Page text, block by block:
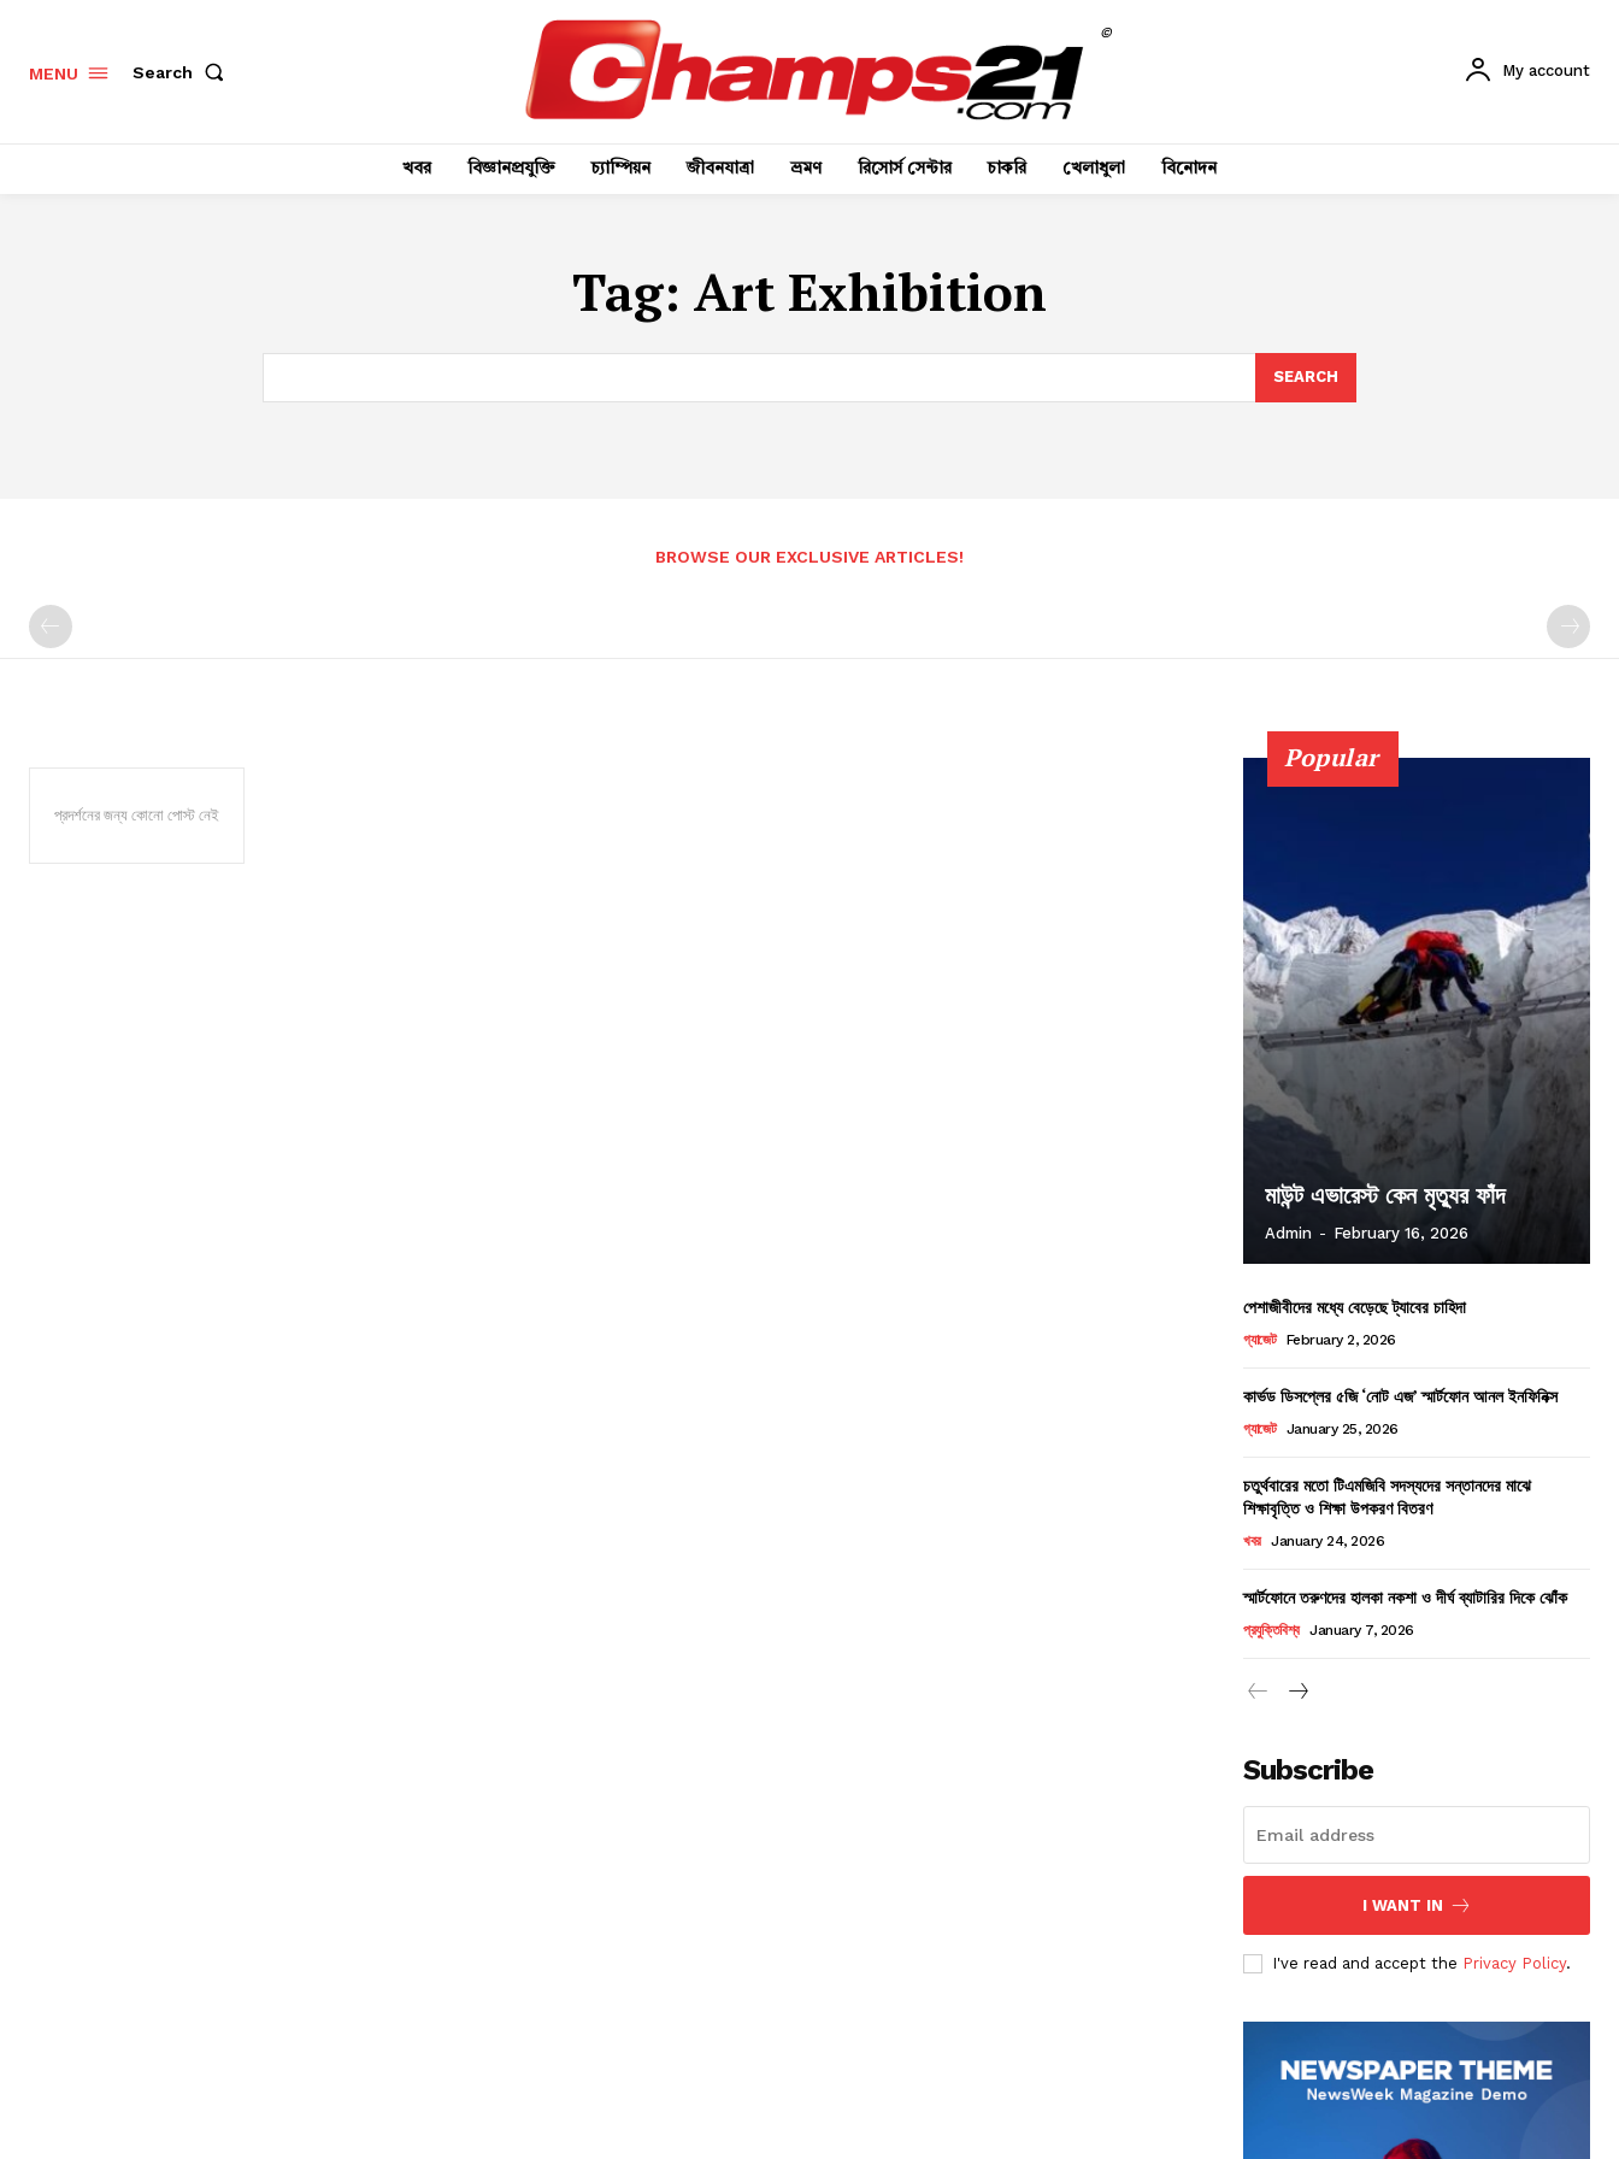
MENU Search
©
My account
খবর বিজ্ঞানপ্রযুক্তি চ্যাম্পিয়ন জীবনযাত্রা ভ্রমণ রিসোর্স সেন্টার চাকরি খেলাধুলা বিনোদন
Tag: Art Exhibition
SEARCH
BROWSE OUR EXCLUSIVE ARTICLES!
প্রদর্শনের জন্য কোনো পোস্ট নেই
Popular
মাউন্ট এভারেস্ট কেন মৃত্যুর ফাঁদ
Admin - February 16, 2026
পেশাজীবীদের মধ্যে বেড়েছে ট্যাবের চাহিদা
গ্যাজেট February 2, 2026
কার্ভড ডিসপ্লের ৫জি ‘নোট এজ’ স্মার্টফোন আনল ইনফিনিক্স
গ্যাজেট January 25, 2026
চতুর্থবারের মতো টিএমজিবি সদস্যদের সন্তানদের মাঝে
শিক্ষাবৃত্তি ও শিক্ষা উপকরণ বিতরণ
খবর January 24, 2026
স্মার্টফোনে তরুণদের হালকা নকশা ও দীর্ঘ ব্যাটারির দিকে ঝোঁক
প্রযুক্তিবিশ্ব January 7, 2026
Subscribe
I WANT IN
I've read and accept the Privacy Policy.